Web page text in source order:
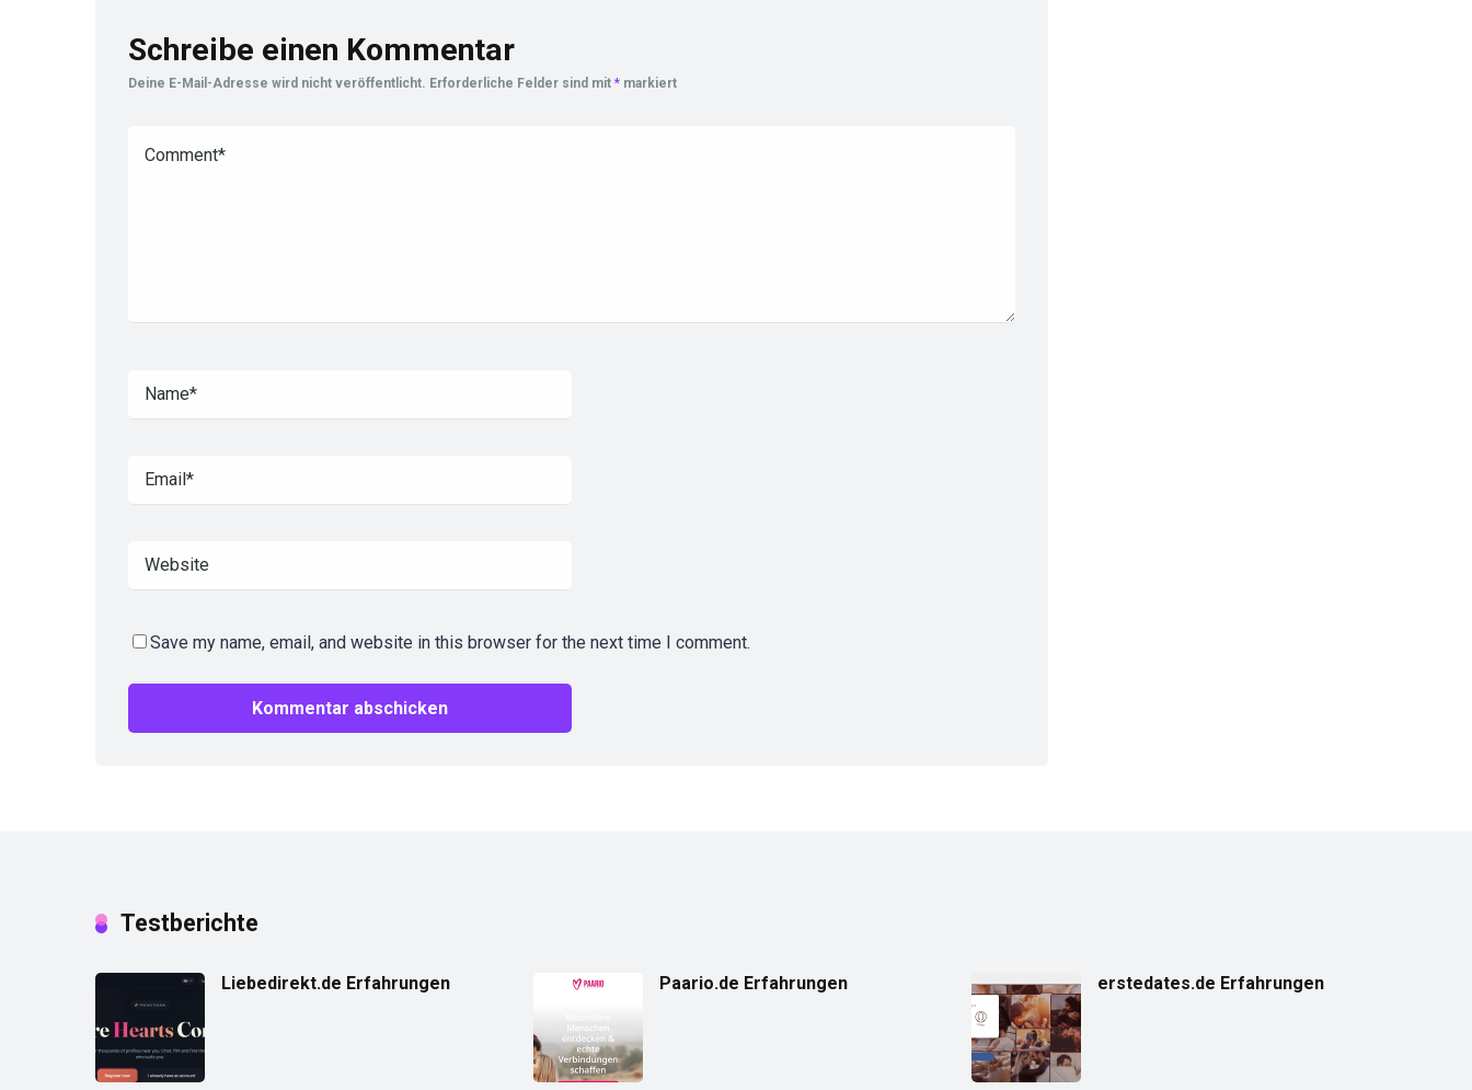
Schreibe einen Kommentar
Deine E-Mail-Adresse wird nicht veröffentlicht. Erforderliche Felder sind mit * markiert
Save my name, email, and website in this browser for the next time I comment.
Testberichte
Liebedirekt.de Erfahrungen Paario.de Erfahrungen erstedates.de Erfahrungen